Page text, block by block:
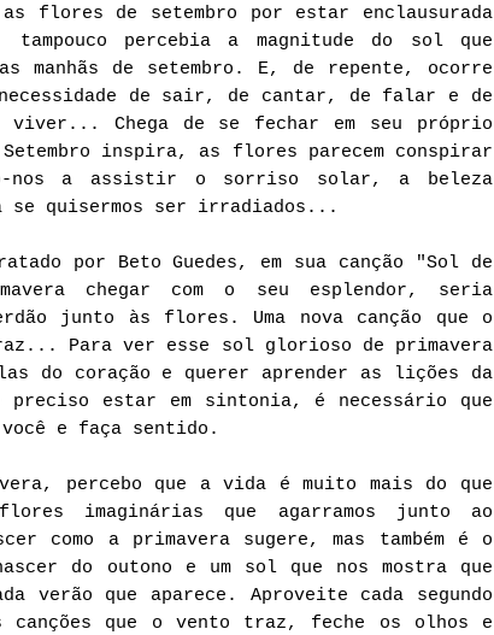
flores de setembro por estar enclausurada
percebia a magnitude do sol que
manhãs de setembro. E, de repente, ocorre
de sair, de cantar, de falar e de
viver... Chega de se fechar em seu próprio
Setembro inspira, as flores parecem conspirar
nos a assistir o sorriso solar, a beleza
se quisermos ser irradiados...
por Beto Guedes, em sua canção "Sol de
chegar com o seu esplendor, seria
junto às flores. Uma nova canção que o
Para ver esse sol glorioso de primavera
do coração e querer aprender as lições da
estar em sintonia, é necessário que
você e faça sentido.
percebo que a vida é muito mais do que
imaginárias que agarramos junto ao
como a primavera sugere, mas também é o
do outono e um sol que nos mostra que
verão que aparece. Aproveite cada segundo
que o vento traz, feche os olhos e